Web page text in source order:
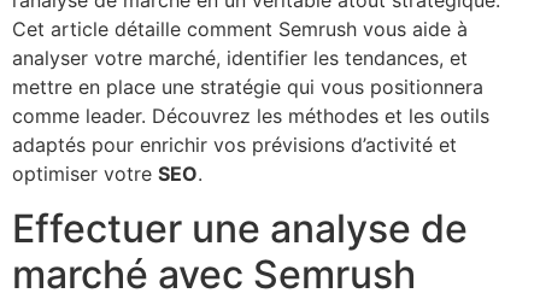
Cet article détaille comment Semrush vous aide à
analyser votre marché, identifier les tendances, et
mettre en place une stratégie qui vous positionnera
comme leader. Découvrez les méthodes et les outils
adaptés pour enrichir vos prévisions d’activité et
optimiser votre SEO.
Effectuer une analyse de
marché avec Semrush